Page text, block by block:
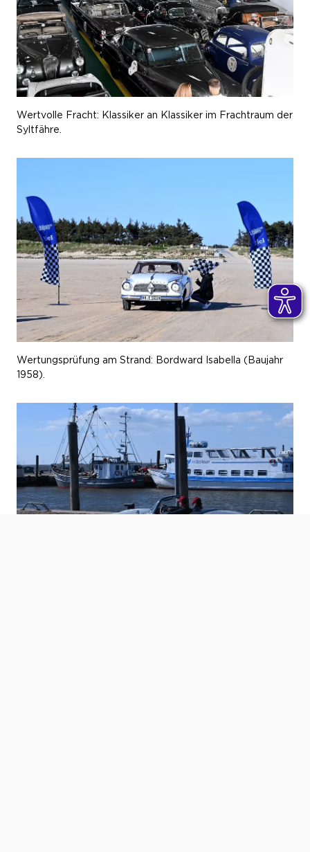
Wertvolle Fracht: Klassiker an Klassiker im Frachtraum der
Syltfähre.
Wertungsprüfung am Strand: Bordward Isabella (Baujahr
1958).